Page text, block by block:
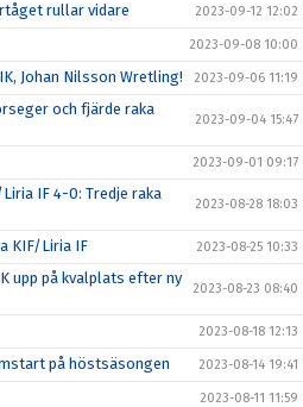
rullar vidare 2023-09-12 12:02
2023-09-08 10:00
Johan Nilsson Wretling! 2023-09-06 11:19
och fjärde raka
2023-09-04 15:47
2023-09-01 09:17
IF 4-0: Tredje raka
2023-08-28 18:03
KIF/Liria IF 2023-08-25 10:33
upp på kvalplats efter ny
2023-08-23 08:40
2023-08-18 12:13
på höstsäsongen 2023-08-14 19:41
2023-08-11 11:59